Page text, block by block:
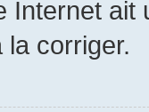
Internet
la corriger.